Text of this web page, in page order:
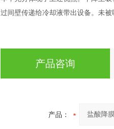
过间壁传递给冷却液带出设备。未
产品咨询
产品：